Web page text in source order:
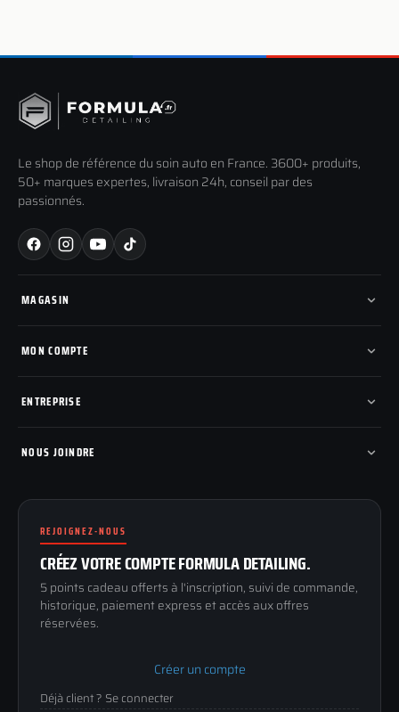
Le shop de référence du soin auto en France. 3600+ produits,
50+ marques expertes, livraison 24h, conseil par des
passionnés.
MAGASIN
Nos marques
Pads de polissage
Pièces détachées
MON COMPTE
Mes tickets SAV
Mon parrainage
Programme fidelite
ENTREPRISE
Compte pro
Politique de retour
Conditions générales
Mentions légales
Confidentialité
NOUS JOINDRE
89100 SENS
03 73 61 02 02
Lun-Ven
9h-12h / 14h-17h
REJOIGNEZ-NOUS
CRÉEZ VOTRE COMPTE FORMULA DETAILING.
5 points cadeau offerts à l'inscription, suivi de commande,
historique, paiement express et accès aux offres
réservées.
Créer un compte
Déjà client ? Se connecter